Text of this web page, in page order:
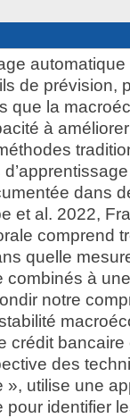
de prévision,
que la
à
dans
et al. 2022,
comprend
quelle
combinés à
notre
crédit bancaire
des
», utilise une
identifier